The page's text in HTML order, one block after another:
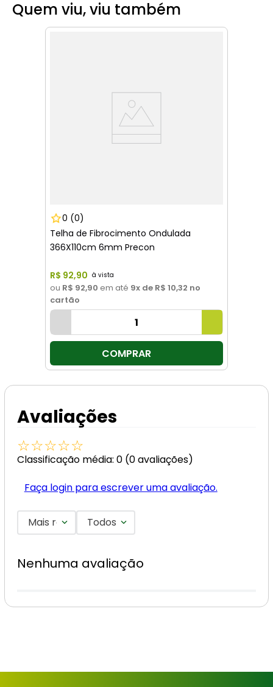
Quem viu, viu também
0 (0)
Telha de Fibrocimento Ondulada
366X110cm 6mm Precon
R$ 92,90
ou R$ 92,90 em até 9x de R$ 10,32 no
cartão
COMPRAR
Avaliações
☆☆☆☆☆
Classificação média: 0 (0 avaliações)
Faça login para escrever uma avaliação.
Mais recentesTodos
Nenhuma avaliação